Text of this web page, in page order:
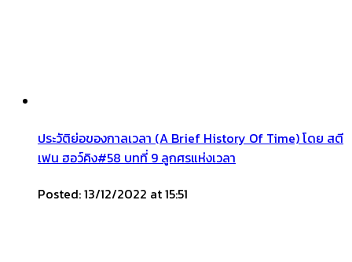
ประวัติย่อของกาลเวลา (A Brief History Of Time) โดย สตี
เฟน ฮอว์คิง#58 บทที่ 9 ลูกศรแห่งเวลา
Posted: 13/12/2022 at 15:51